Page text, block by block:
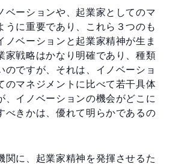
ベーションや、起業家としてのマ
うに重要であり、これら３つのも
ノベーションと起業家精神が生ま
家戦略はかなり明確であり、種類
のですが、それは、イノベーショ
のマネジメントに比べて若干具体
、イノベーションの機会がどこに
べきかは、優れて明らかであるの
関に、起業家精神を発揮させるた